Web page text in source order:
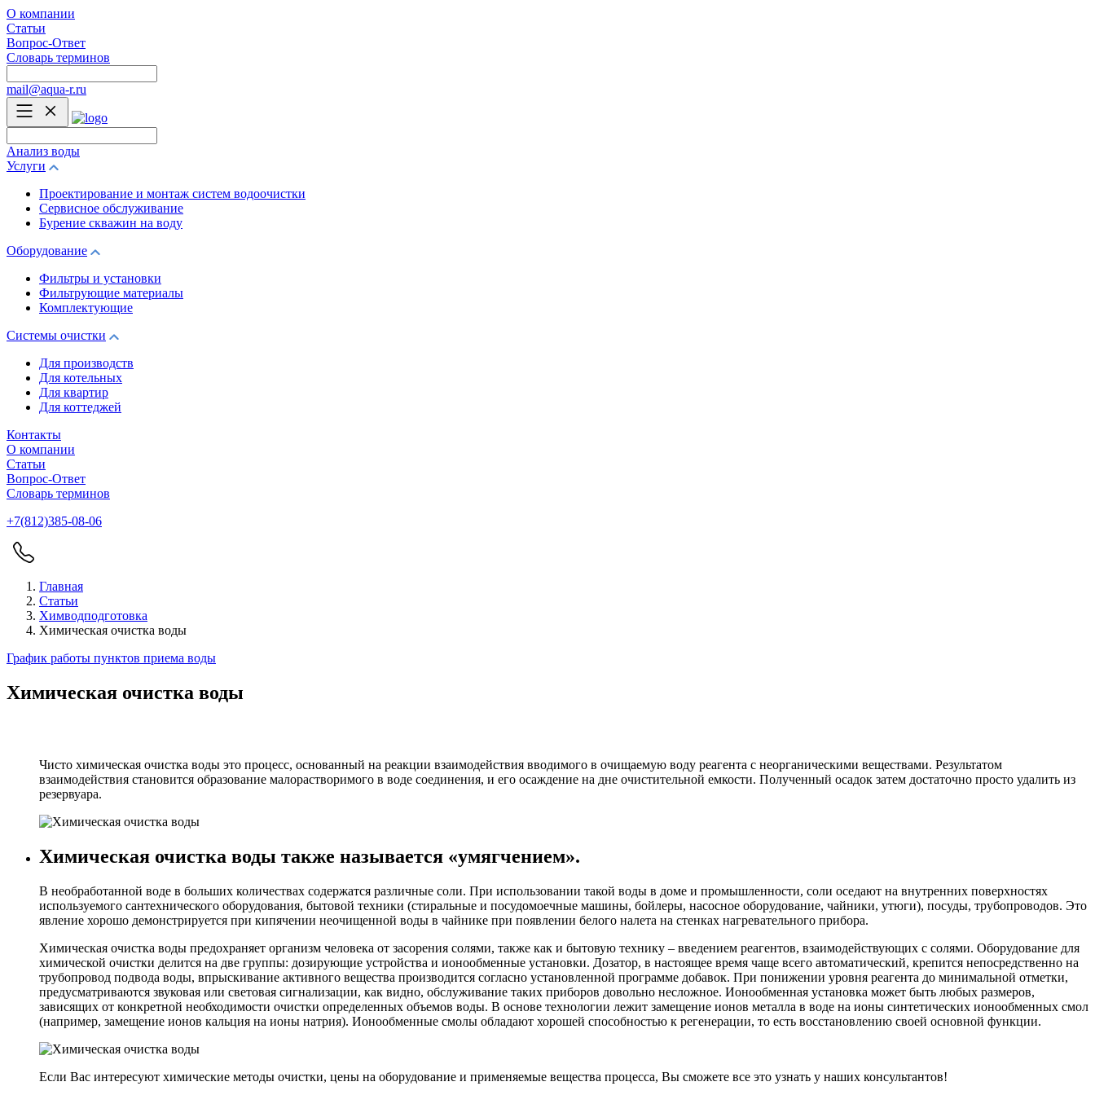
О компании
Статьи
Вопрос-Ответ
Словарь терминов
mail@aqua-r.ru
Анализ воды
Услуги
Проектирование и монтаж систем водоочистки
Сервисное обслуживание
Бурение скважин на воду
Оборудование
Фильтры и установки
Фильтрующие материалы
Комплектующие
Системы очистки
Для производств
Для котельных
Для квартир
Для коттеджей
Контакты
О компании
Статьи
Вопрос-Ответ
Словарь терминов
+7(812)385-08-06
Главная
Статьи
Химводподготовка
Химическая очистка воды
График работы пунктов приема воды
Химическая очистка воды
Чисто химическая очистка воды это процесс, основанный на реакции взаимодействия вводимого в очищаемую воду реагента с неорганическими веществами. Результатом
взаимодействия становится образование малорастворимого в воде соединения, и его осаждение на дне очистительной емкости. Полученный осадок затем достаточно просто удалить из
резервуара.
Химическая очистка воды также называется «умягчением».
В необработанной воде в больших количествах содержатся различные соли. При использовании такой воды в доме и промышленности, соли оседают на внутренних поверхностях
используемого сантехнического оборудования, бытовой техники (стиральные и посудомоечные машины, бойлеры, насосное оборудование, чайники, утюги), посуды, трубопроводов. Это
явление хорошо демонстрируется при кипячении неочищенной воды в чайнике при появлении белого налета на стенках нагревательного прибора.
Химическая очистка воды предохраняет организм человека от засорения солями, также как и бытовую технику – введением реагентов, взаимодействующих с солями. Оборудование для
химической очистки делится на две группы: дозирующие устройства и ионообменные установки. Дозатор, в настоящее время чаще всего автоматический, крепится непосредственно на
трубопровод подвода воды, впрыскивание активного вещества производится согласно установленной программе добавок. При понижении уровня реагента до минимальной отметки,
предусматриваются звуковая или световая сигнализации, как видно, обслуживание таких приборов довольно несложное. Ионообменная установка может быть любых размеров,
зависящих от конкретной необходимости очистки определенных объемов воды. В основе технологии лежит замещение ионов металла в воде на ионы синтетических ионообменных смол
(например, замещение ионов кальция на ионы натрия). Ионообменные смолы обладают хорошей способностью к регенерации, то есть восстановлению своей основной функции.
Если Вас интересуют химические методы очистки, цены на оборудование и применяемые вещества процесса, Вы сможете все это узнать у наших консультантов!